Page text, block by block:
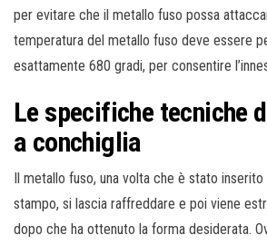
per evitare che il metallo fuso possa
temperatura del metallo fuso deve essere
esattamente 680 gradi, per consentire
Le specifiche tecniche
a conchiglia
Il metallo fuso, una volta che è stato inserito
stampo, si lascia raffreddare e poi viene
dopo che ha ottenuto la forma desiderata.